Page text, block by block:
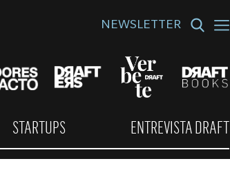
NEWSLETTER
STARTUPS ENTREVISTA DRAFT